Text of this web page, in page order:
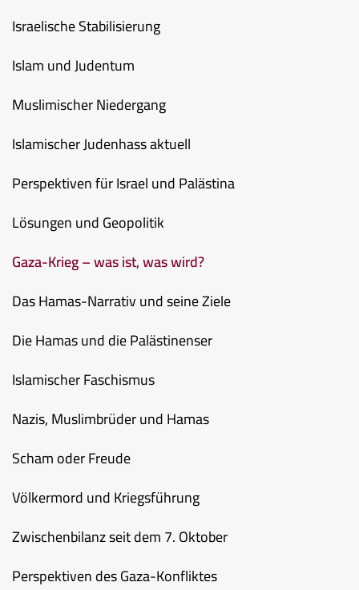
Israelische Stabilisierung
Islam und Judentum
Muslimischer Niedergang
Islamischer Judenhass aktuell
Perspektiven für Israel und Palästina
Lösungen und Geopolitik
Gaza-Krieg – was ist, was wird?
Das Hamas-Narrativ und seine Ziele
Die Hamas und die Palästinenser
Islamischer Faschismus
Nazis, Muslimbrüder und Hamas
Scham oder Freude
Völkermord und Kriegsführung
Zwischenbilanz seit dem 7. Oktober
Perspektiven des Gaza-Konfliktes